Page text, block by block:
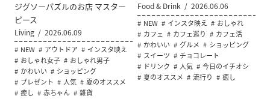
ジグソーパズルのお店 マスター
ピース
Living 2026.06.09
NEW アウトドア
インスタ映え
おしゃれ女子
おしゃれ男子
かわいい
ショッピング
プレゼント
人気
夏のオススメ
癒し
赤ちゃん 雑貨
Food & Drink 2026.06.06
NEW インスタ映え
おしゃれ
カフェ
カフェ巡り
カフェ活
かわいい
グルメ
ショッピング
スイーツ
チョコレート
ドリンク
人気
今日のイチオシ
夏のオススメ
流行り 癒し